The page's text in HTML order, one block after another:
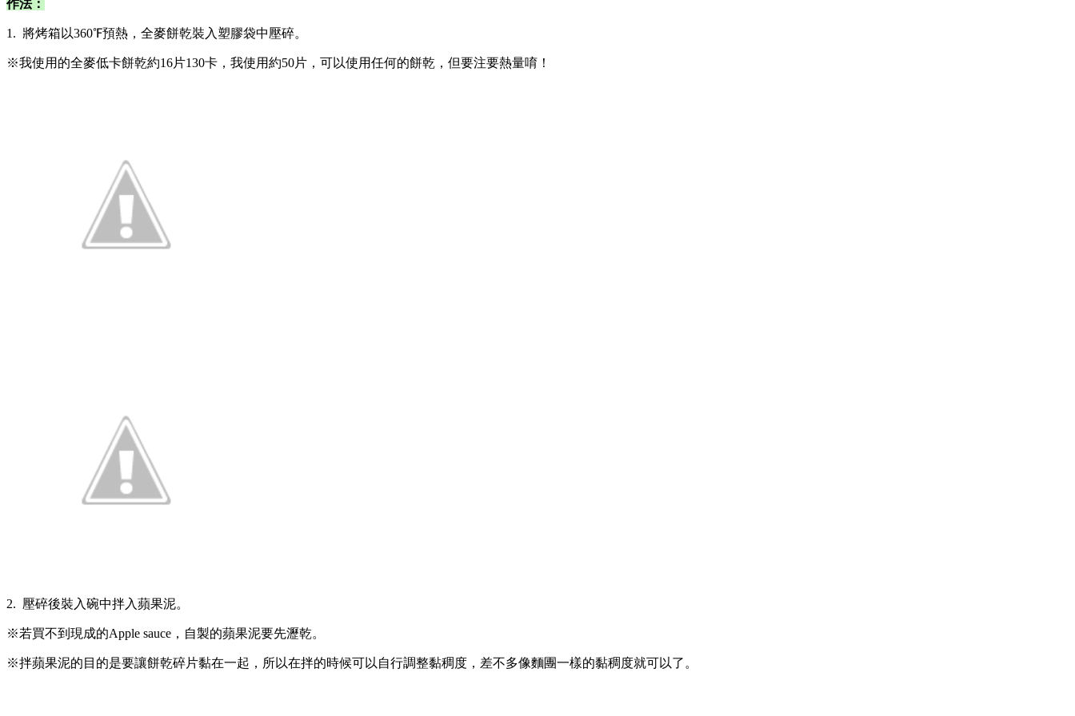
作法：
1. 將烤箱以360℉預熱，全麥餅乾裝入塑膠袋中壓碎。
※我使用的全麥低卡餅乾約16片130卡，我使用約50片，可以使用任何的餅乾，但要注要熱量唷！
2. 壓碎後裝入碗中拌入蘋果泥。
※若買不到現成的Apple sauce，自製的蘋果泥要先瀝乾。
※拌蘋果泥的目的是要讓餅乾碎片黏在一起，所以在拌的時候可以自行調整黏稠度，差不多像麵團一樣的黏稠度就可以了。